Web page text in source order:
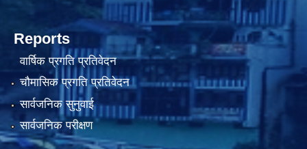
Reports
वार्षिक प्रगति प्रतिवेदन
चौमासिक प्रगति प्रतिवेदन
सार्वजनिक सुनुवाई
सार्वजनिक परीक्षण